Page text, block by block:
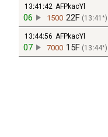
13:41:42 AFPkacYl
06 1500 22F 13:41*
13:44:56 AFPkacYl
07 7000 15F 13:44*